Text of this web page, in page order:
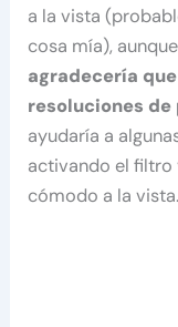
a la vista
cosa mía), aunque
agradecería
resoluciones
ayudaría a
activando el filtro
cómodo a la vista.